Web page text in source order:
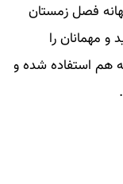
فصل زمستان
و مهمانان را
هم استفاده شده و